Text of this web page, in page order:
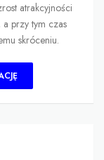
atrakcyjności
przy tym czas
skróceniu.